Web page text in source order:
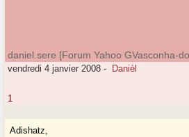
daniel.sere [Forum Yahoo GVasconha-
vendredi 4 janvier 2008 - Danièl
1
Adishatz,